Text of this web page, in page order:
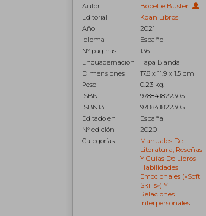
Autor
Bobette Buster
Editorial
Kōan Libros
Año
2021
Idioma
Español
N° páginas
136
Encuadernación
Tapa Blanda
Dimensiones
17.8 x 11.9 x 1.5 cm
Peso
0.23 kg.
ISBN
9788418223051
ISBN13
9788418223051
Editado en
España
N° edición
2020
Categorías
Manuales De
Literatura, Reseñas
Y Guías De Libros
Habilidades
Emocionales («soft
Skills») Y
Relaciones
Interpersonales